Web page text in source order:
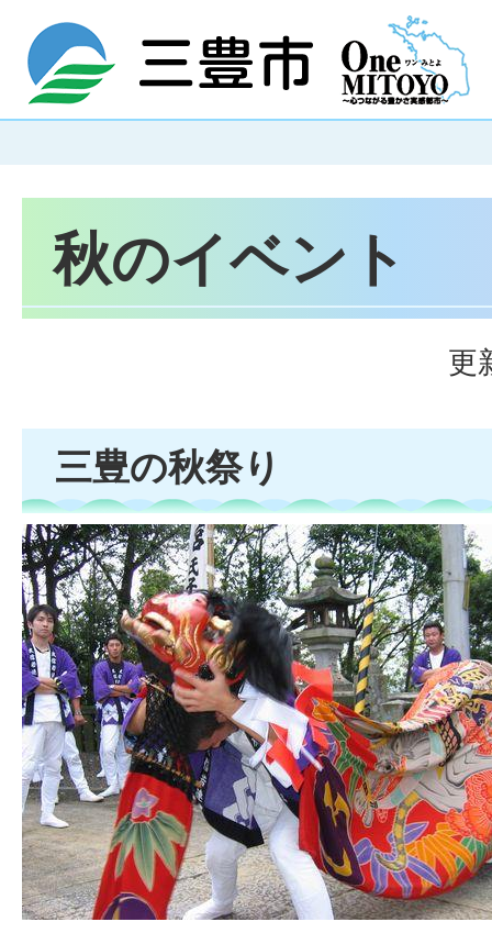
秋のイベント
更
三豊の秋祭り